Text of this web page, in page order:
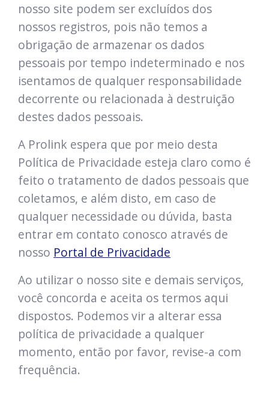
nosso site podem ser excluídos dos
nossos registros, pois não temos a
obrigação de armazenar os dados
pessoais por tempo indeterminado e nos
isentamos de qualquer responsabilidade
decorrente ou relacionada à destruição
destes dados pessoais.
A Prolink espera que por meio desta
Política de Privacidade esteja claro como é
feito o tratamento de dados pessoais que
coletamos, e além disto, em caso de
qualquer necessidade ou dúvida, basta
entrar em contato conosco através de
nosso Portal de Privacidade
Ao utilizar o nosso site e demais serviços,
você concorda e aceita os termos aqui
dispostos. Podemos vir a alterar essa
política de privacidade a qualquer
momento, então por favor, revise-a com
frequência.